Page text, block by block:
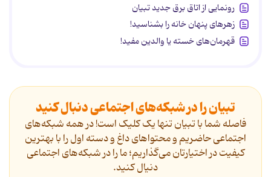
رونمایی از اتاق برق جدید تبیان
زهرهای پنهان خانه را بشناسید!
قهرمان‌های خسته یا والدین مفید!
تبیان را در شبکه‌های اجتماعی دنبال کنید
فاصله شما با تبیان تنها یک کلیک است! در همه شبکه‌های
اجتماعی حاضریم و محتواهای داغ و دسته اول را با بهترین
کیفیت در اختیارتان می‌گذاریم؛ ما را در شبکه‌های اجتماعی
دنیال کنید.